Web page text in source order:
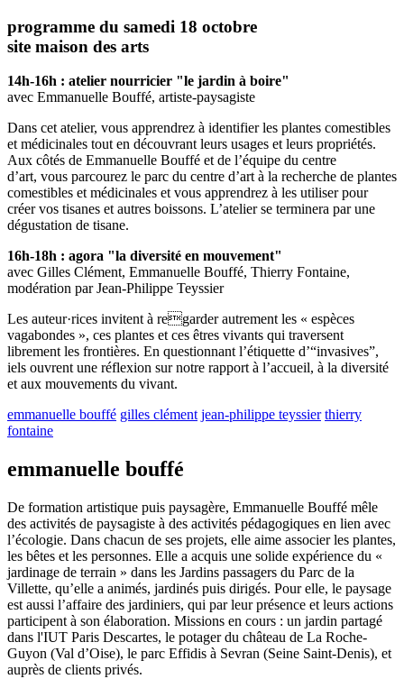
programme du samedi 18 octobre
site maison des arts
14h-16h : atelier nourricier "le jardin à boire"
avec Emmanuelle Bouffé, artiste-paysagiste
Dans cet atelier, vous apprendrez à identifier les plantes comestibles
et médicinales tout en découvrant leurs usages et leurs propriétés.
Aux côtés de Emmanuelle Bouffé et de l’équipe du centre
d’art, vous parcourez le parc du centre d’art à la recherche de plantes
comestibles et médicinales et vous apprendrez à les utiliser pour
créer vos tisanes et autres boissons. L’atelier se terminera par une
dégustation de tisane.
16h-18h : agora "la diversité en mouvement"
avec Gilles Clément, Emmanuelle Bouffé, Thierry Fontaine,
modération par Jean-Philippe Teyssier
Les auteur·rices invitent à regarder autrement les « espèces
vagabondes », ces plantes et ces êtres vivants qui traversent
librement les frontières. En questionnant l’étiquette d’“invasives”,
iels ouvrent une réflexion sur notre rapport à l’accueil, à la diversité
et aux mouvements du vivant.
emmanuelle bouffé gilles clément jean-philippe teyssier thierry
fontaine
emmanuelle bouffé
De formation artistique puis paysagère, Emmanuelle Bouffé mêle
des activités de paysagiste à des activités pédagogiques en lien avec
l’écologie. Dans chacun de ses projets, elle aime associer les plantes,
les bêtes et les personnes. Elle a acquis une solide expérience du «
jardinage de terrain » dans les Jardins passagers du Parc de la
Villette, qu’elle a animés, jardinés puis dirigés. Pour elle, le paysage
est aussi l’affaire des jardiniers, qui par leur présence et leurs actions
participent à son élaboration. Missions en cours : un jardin partagé
dans l'IUT Paris Descartes, le potager du château de La Roche-
Guyon (Val d’Oise), le parc Effidis à Sevran (Seine Saint-Denis), et
auprès de clients privés.